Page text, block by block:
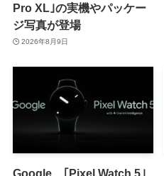
Pro XL｣の実機やパッケー
ジ写真が登場
2026年8月9日
Google、｢Pixel Watch 5｣